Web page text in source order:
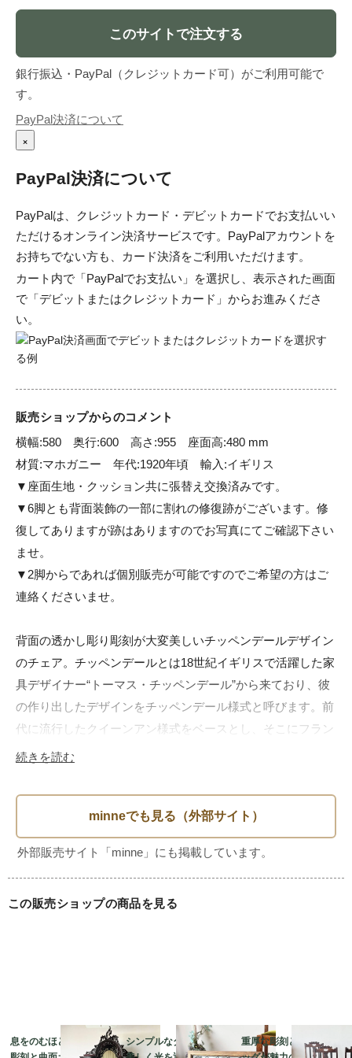
このサイトで注文する
銀行振込・PayPal（クレジットカード可）がご利用可能で
す。
PayPal決済について
×
PayPal決済について
PayPalは、クレジットカード・デビットカードでお支払いい
ただけるオンライン決済サービスです。PayPalアカウントを
お持ちでない方も、カード決済をご利用いただけます。
カート内で「PayPalでお支払い」を選択し、表示された画面
で「デビットまたはクレジットカード」からお進みくださ
い。
販売ショップからのコメント
横幅:580　奥行:600　高さ:955　座面高:480 mm
材質:マホガニー　年代:1920年頃　輸入:イギリス
▼座面生地・クッション共に張替え交換済みです。
▼6脚とも背面装飾の一部に割れの修復跡がございます。修
復してありますが跡はありますのでお写真にてご確認下さい
ませ。
▼2脚からであれば個別販売が可能ですのでご希望の方はご
連絡くださいませ。
背面の透かし彫り彫刻が大変美しいチッペンデールデザイン
のチェア。チッペンデールとは18世紀イギリスで活躍した家
具デザイナー“トーマス・チッペンデール”から来ており、彼
の作り出したデザインをチッペンデール様式と呼びます。前
代に流行したクイーンアン様式をベースとし、そこにフラン
スのロココ様式を上手く取り入れた優美なデザインを生み出
材で作られているものが多く、脚先はボール&クロウなのが
特徴です。その優雅な佇まいはリビングダイニングの主役と
なる圧巻の存在感があります。
こちらのチェアは18世紀のチッペンデール様式を復刻させた
約100年前のチェアとなります。まるで芸術品のような背面
のピアス・ド・カービングに脚もとの細やかな浮彫り…当時
張替え交換済みです。細部までクリーニングしておりますの
続きを読む
この販売ショップの商品を見る
息をのむほどの繊細な
シンプルなダイヤ柄が
重厚な彫刻とボビンレ